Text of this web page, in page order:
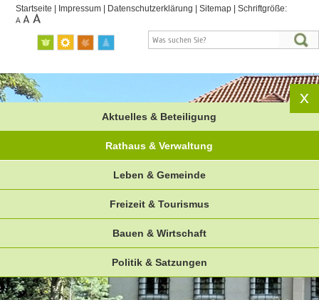
Startseite Impressum Datenschutzerklärung |Sitemap |Schriftgröße:
Aktuelles & Beteiligung
Rathaus & Verwaltung
Leben & Gemeinde
Freizeit & Tourismus
Bauen & Wirtschaft
Politik & Satzungen